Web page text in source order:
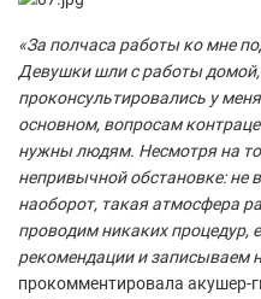
«За полчаса работы ко мне
Девушки шли с работы домой,
проконсультировались у
основном, вопросам
нужны людям. Несмотря на
непривычной обстановке: не
наоборот, такая атмосфера
проводим никаких процедур,
рекомендации и записываем
прокомментировала акушер-